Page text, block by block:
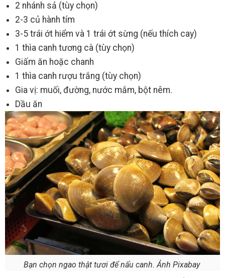
2 nhánh sả (tùy chọn)
2-3 củ hành tím
3-5 trái ớt hiểm và 1 trái ớt sừng (nếu thích cay)
1 thìa canh tương cà (tùy chọn)
Giấm ăn hoặc chanh
1 thìa canh rượu trắng (tùy chọn)
Gia vị: muối, đường, nước mắm, bột nêm.
Dầu ăn
Bạn chọn ngao thật tươi để nấu canh. Ảnh Pixabay